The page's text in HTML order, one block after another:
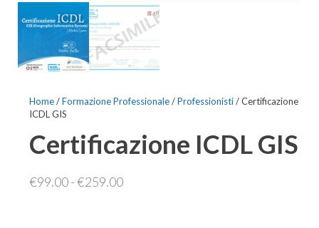
Home/Formazione Professionale/Professionisti/ Certificazione
ICDL GIS
Certificazione ICDL GIS
€99.00-€259.00Fascia